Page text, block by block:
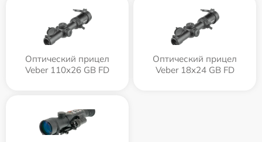
Оптический прицел
Veber 110х26 GB FD
Оптический прицел
Veber 18x24 GB FD